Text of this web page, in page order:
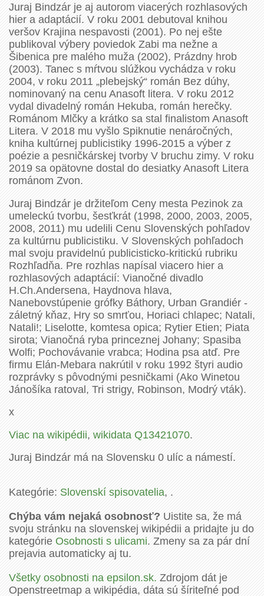
Juraj Bindzár je aj autorom viacerých rozhlasových
hier a adaptácií. V roku 2001 debutoval knihou
veršov Krajina nespavosti (2001). Po nej ešte
publikoval výbery poviedok Zabi ma nežne a
Šibenica pre malého muža (2002), Prázdny hrob
(2003). Tanec s mŕtvou slúžkou vychádza v roku
2004, v roku 2011 „plebejský“ román Bez dúhy,
nominovaný na cenu Anasoft litera. V roku 2012
vydal divadelný román Hekuba, román herečky.
Románom Mlčky a krátko sa stal finalistom Anasoft
Litera. V 2018 mu vyšlo Spiknutie nenáročných,
kniha kultúrnej publicistiky 1996-2015 a výber z
poézie a pesničkárskej tvorby V bruchu zimy. V roku
2019 sa opätovne dostal do desiatky Anasoft Litera
románom Zvon.
Juraj Bindzár je držiteľom Ceny mesta Pezinok za
umeleckú tvorbu, šesťkrát (1998, 2000, 2003, 2005,
2008, 2011) mu udelili Cenu Slovenských pohľadov
za kultúrnu publicistiku. V Slovenských pohľadoch
mal svoju pravidelnú publicisticko-kritickú rubriku
Rozhľadňa. Pre rozhlas napísal viacero hier a
rozhlasových adaptácií: Vianočné divadlo
H.Ch.Andersena, Haydnova hlava,
Nanebovstúpenie grófky Báthory, Urban Grandiér -
záletný kňaz, Hry so smrťou, Horiaci chlapec; Natali,
Natali!; Liselotte, komtesa opica; Rytier Etien; Piata
sirota; Vianočná ryba princeznej Johany; Spasiba
Wolfi; Pochovávanie vrabca; Hodina psa atď. Pre
firmu Elán-Mebara nakrútil v roku 1992 štyri audio
rozprávky s pôvodnými pesničkami (Ako Winetou
Jánošíka ratoval, Tri strigy, Robinson, Modrý vták).
x
Viac na wikipédii,wikidata Q13421070.
Juraj Bindzár má na Slovensku 0 ulíc a námestí.
Kategórie:Slovenskí spisovatelia, .
Chýba vám nejaká osobnosť?Uistite sa, že má
svoju stránku na slovenskej wikipédii a pridajte ju do
kategórieOsobnosti s ulicami. Zmeny sa za pár dní
prejavia automaticky aj tu.
Všetky osobnosti na epsilon.sk.Zdrojom dát je
Openstreetmap a wikipédia, dáta sú šíriteľné pod